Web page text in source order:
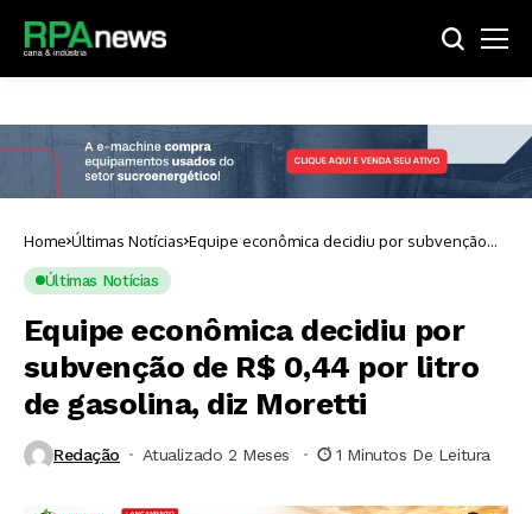
Home Últimas Notícias Equipe econômica decidiu por subvenção
de R$ 0,44 por litro de gasolina, diz Moretti
Últimas Notícias
Equipe econômica decidiu por
subvenção de R$ 0,44 por litro
de gasolina, diz Moretti
Redação Atualizado 2 Meses ⁮ 1 Minutos De Leitura